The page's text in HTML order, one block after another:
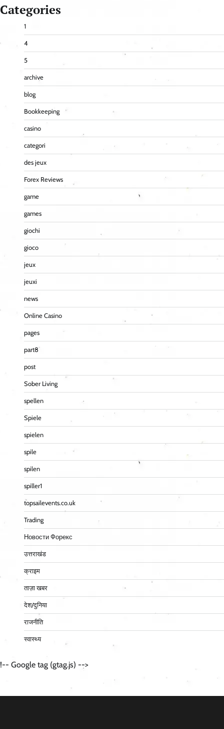
Categories
1
4
5
archive
blog
Bookkeeping
casino
categori
des jeux
Forex Reviews
game
games
giochi
gioco
jeux
jeuxi
news
Online Casino
pages
part8
post
Sober Living
spellen
Spiele
spielen
spile
spilen
spiller1
topsailevents.co.uk
Trading
Новости Форекс
उत्तराखंड
क्राइम
ताज़ा खबर
देश/दुनिया
राजनीति
स्वास्थ्य
!-- Google tag (gtag.js) -->